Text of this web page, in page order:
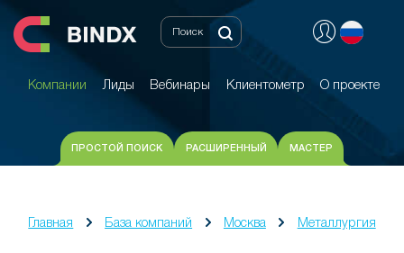
Компании Лиды Вебинары Клиентометр О проекте
Компании Лиды Вебинары Клиентометр О проекте
ПРОСТОЙ ПОИСК РАСШИРЕННЫЙ МАСТЕР
Главная База компаний Москва Металлургия